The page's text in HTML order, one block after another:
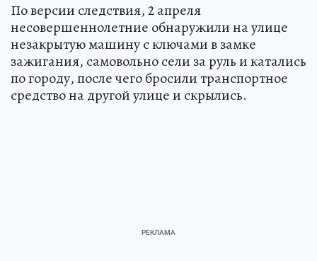
По версии следствия, 2 апреля
несовершеннолетние обнаружили на улице
незакрытую машину с ключами в замке
зажигания, самовольно сели за руль и катались
по городу, после чего бросили транспортное
средство на другой улице и скрылись.